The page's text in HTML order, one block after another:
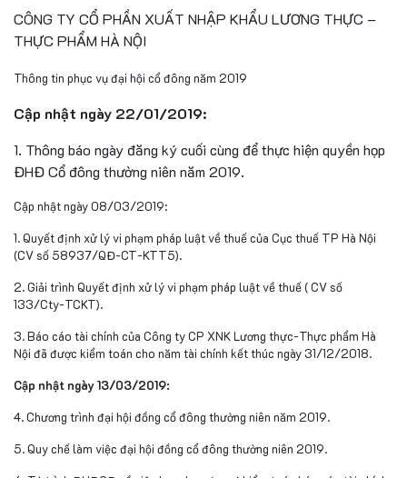
CÔNG TY CỔ PHẦN XUẤT NHẬP KHẨU LƯƠNG THỰC –
THỰC PHẨM HÀ NỘI
Thông tin phục vụ đại hội cổ đông năm 2019
Cập nhật ngày 22/01/2019:
1. Thông báo ngày đăng ký cuối cùng để thực hiện quyền họp
ĐHĐ Cổ đông thường niên năm 2019.
Cập nhật ngày 08/03/2019:
1. Quyết định xử lý vi phạm pháp luật về thuế của Cục thuế TP Hà Nội
(CV số 58937/QĐ-CT-KTT5).
2. Giải trình Quyết định xử lý vi phạm pháp luật về thuế ( CV số
133/Cty-TCKT).
3. Báo cáo tài chính của Công ty CP XNK Lương thực-Thực phẩm Hà
Nội đã được kiểm toán cho năm tài chính kết thúc ngày 31/12/2018.
Cập nhật ngày 13/03/2019:
4. Chương trình đại hội đồng cổ đông thường niên năm 2019.
5. Quy chế làm việc đại hội đồng cổ đông thường niên 2019.